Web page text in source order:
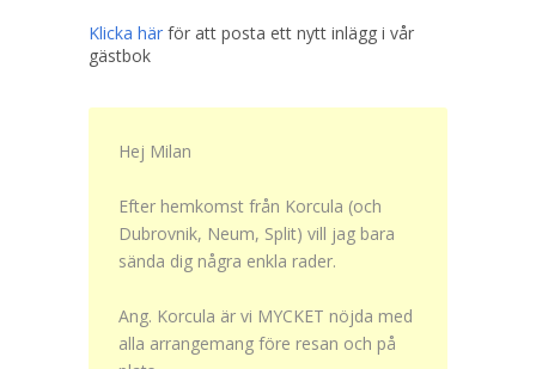
Klicka här för att posta ett nytt inlägg i vår
gästbok
Hej Milan
Efter hemkomst från Korcula (och
Dubrovnik, Neum, Split) vill jag bara
sända dig några enkla rader.
Ang. Korcula är vi MYCKET nöjda med
alla arrangemang före resan och på